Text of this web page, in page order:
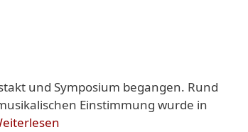
und Symposium begangen. Rund
Einstimmung wurde in